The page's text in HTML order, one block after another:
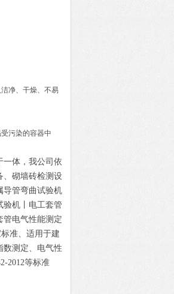
净、干燥、不易
污染的容器中
体， 我公司 依
、砌墙砖检测设
导管弯曲试验机
验机丨电工套管
管电气性能测定
准、适用于建
数测定、电气性
2012等标准